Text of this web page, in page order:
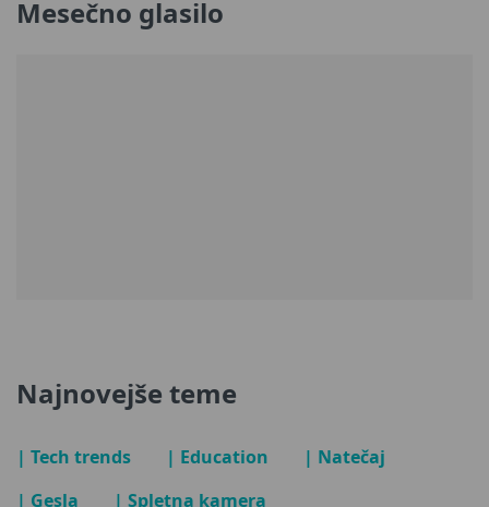
Mesečno glasilo
Najnovejše teme
| Tech trends | Education
| Natečaj
| Gesla
| Spletna kamera